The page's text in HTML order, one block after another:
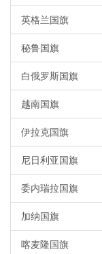
英格兰国旗
秘鲁国旗
白俄罗斯国旗
越南国旗
伊拉克国旗
尼日利亚国旗
委内瑞拉国旗
加纳国旗
喀麦隆国旗